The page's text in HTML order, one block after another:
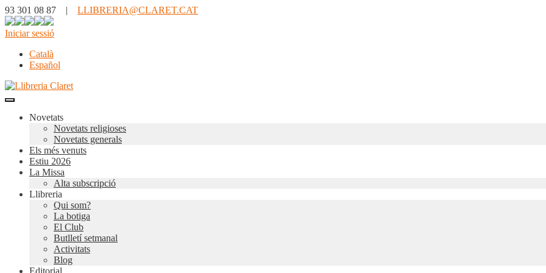
93 301 08 87 | LLIBRERIA@CLARET.CAT
Iniciar sessió
Català
Español
Novetats
Novetats religioses
Novetats generals
Els més venuts
Estiu 2026
La Missa
Alta subscripció
Llibreria
Qui som?
La botiga
El Club
Butlletí setmanal
Activitats
Blog
Editorial